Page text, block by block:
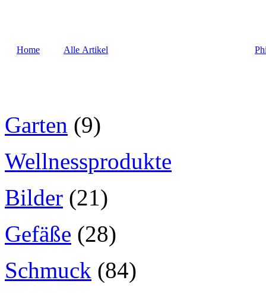
Home Alle Artikel
Garten (9)
Wellnessprodukte
Bilder (21)
Gefäße (28)
Schmuck (84)